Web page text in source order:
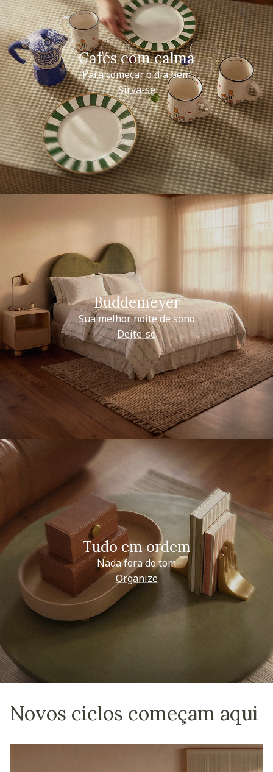
Cafés com calma
Para começar o dia bem
Sirva-se
Buddemeyer
Sua melhor noite de sono
Deite-se
Tudo em ordem
Nada fora do tom
Organize
Novos ciclos começam aqui